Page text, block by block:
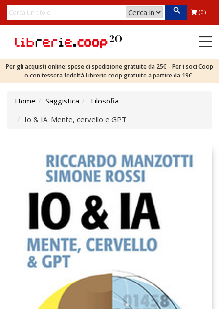
(0)
Per gli acquisti online: spese di spedizione gratuite da 25€ - Per i soci Coop
o con tessera fedeltà Librerie.coop gratuite a partire da 19€.
Home Saggistica
Filosofia
Io & IA. Mente, cervello e GPT